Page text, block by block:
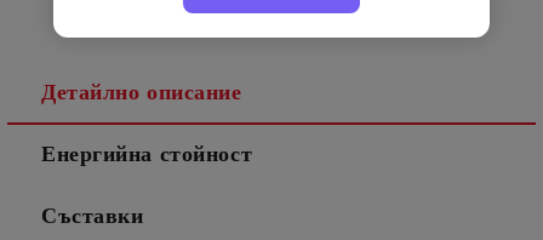
Детайлно описание
Енергийна стойност
Съставки